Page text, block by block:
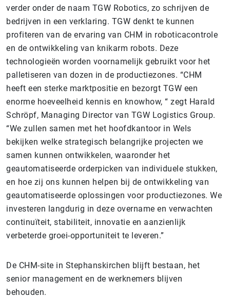
verder onder de naam TGW Robotics, zo schrijven de
bedrijven in een verklaring. TGW denkt te kunnen
profiteren van de ervaring van CHM in roboticacontrole
en de ontwikkeling van knikarm robots. Deze
technologieën worden voornamelijk gebruikt voor het
palletiseren van dozen in de productiezones. “CHM
heeft een sterke marktpositie en bezorgt TGW een
enorme hoeveelheid kennis en knowhow, “ zegt Harald
Schröpf, Managing Director van TGW Logistics Group.
“We zullen samen met het hoofdkantoor in Wels
bekijken welke strategisch belangrijke projecten we
samen kunnen ontwikkelen, waaronder het
geautomatiseerde orderpicken van individuele stukken,
en hoe zij ons kunnen helpen bij de ontwikkeling van
geautomatiseerde oplossingen voor productiezones. We
investeren langdurig in deze overname en verwachten
continuïteit, stabiliteit, innovatie en aanzienlijk
verbeterde groei-opportuniteit te leveren.”
De CHM-site in Stephanskirchen blijft bestaan, het
senior management en de werknemers blijven
behouden.